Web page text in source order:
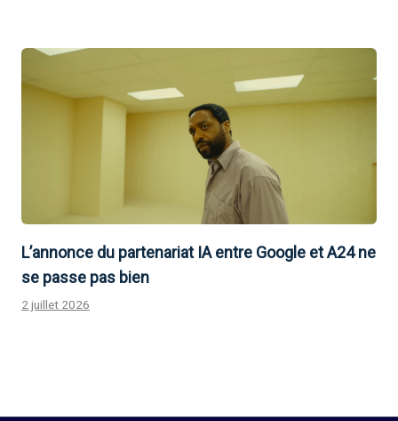
L’annonce du partenariat IA entre Google et A24 ne
se passe pas bien
2 juillet 2026